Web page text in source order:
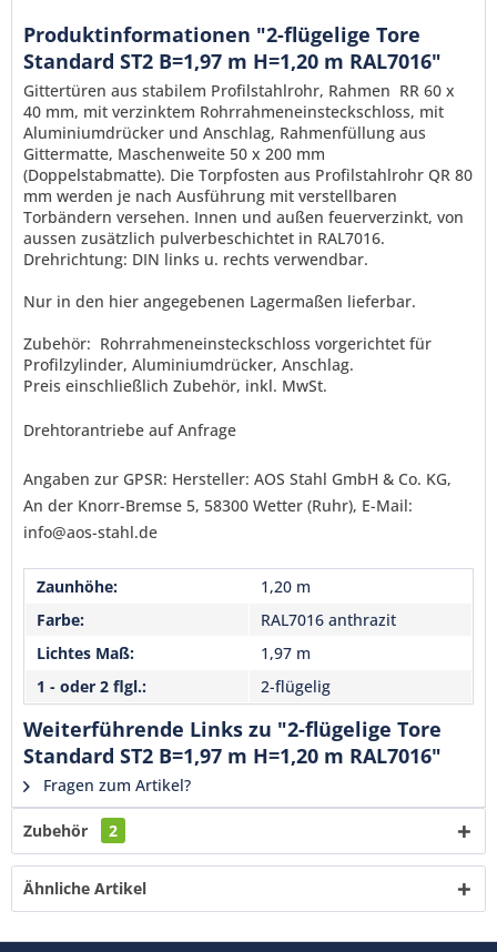
verstanden und stimme zu. *
Mit * gekennzeichnete Felder sind Pflichtfelder.
Senden
Produktinformationen "2-flügelige Tore
Standard ST2 B=1,97 m H=1,20 m RAL7016"
Gittertüren aus stabilem Profilstahlrohr, Rahmen RR 60 x
40 mm, mit verzinktem Rohrrahmeneinsteckschloss, mit
Aluminiumdrücker und Anschlag, Rahmenfüllung aus
Gittermatte, Maschenweite 50 x 200 mm
(Doppelstabmatte). Die Torpfosten aus Profilstahlrohr QR 80
mm werden je nach Ausführung mit verstellbaren
Torbändern versehen. Innen und außen feuerverzinkt, von
aussen zusätzlich pulverbeschichtet in RAL7016.
Drehrichtung: DIN links u. rechts verwendbar.
Nur in den hier angegebenen Lagermaßen lieferbar.
Zubehör: Rohrrahmeneinsteckschloss vorgerichtet für
Profilzylinder, Aluminiumdrücker, Anschlag.
Preis einschließlich Zubehör, inkl. MwSt.
Drehtorantriebe auf Anfrage
Angaben zur GPSR: Hersteller: AOS Stahl GmbH & Co. KG,
An der Knorr-Bremse 5, 58300 Wetter (Ruhr), E-Mail:
info@aos-stahl.de
Zaunhöhe:
1,20 m
Farbe:
RAL7016 anthrazit
Lichtes Maß:
1,97 m
1 - oder 2 flgl.:
2-flügelig
Weiterführende Links zu "2-flügelige Tore
Standard ST2 B=1,97 m H=1,20 m RAL7016"
Fragen zum Artikel?
Zubehör 2
Ähnliche Artikel